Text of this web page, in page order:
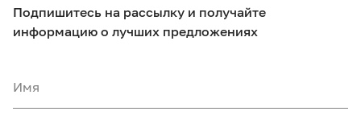
Подпишитесь на рассылку и получайте
информацию о лучших предложениях
Имя